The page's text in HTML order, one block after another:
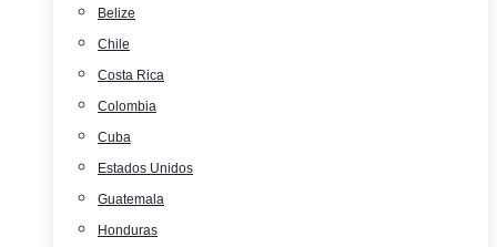
Belize
Chile
Costa Rica
Colombia
Cuba
Estados Unidos
Guatemala
Honduras